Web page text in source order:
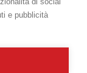
e pubblicità